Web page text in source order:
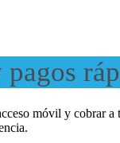
móvil y cobrar